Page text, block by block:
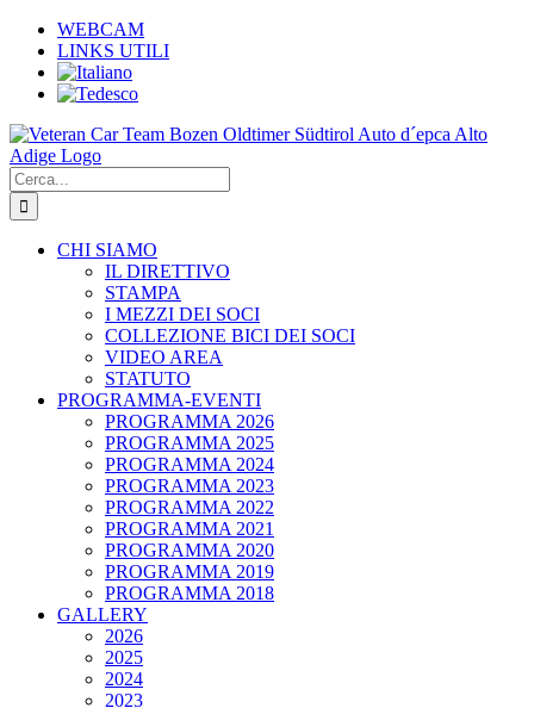
Salta
contenuto
WEBCAM
LINKS UTILI
Cerca
per:
CHI SIAMO
IL DIRETTIVO
STAMPA
I MEZZI DEI SOCI
COLLEZIONE BICI DEI SOCI
VIDEO AREA
STATUTO
PROGRAMMA-EVENTI
PROGRAMMA 2026
PROGRAMMA 2025
PROGRAMMA 2024
PROGRAMMA 2023
PROGRAMMA 2022
PROGRAMMA 2021
PROGRAMMA 2020
PROGRAMMA 2019
PROGRAMMA 2018
GALLERY
2026
2025
2024
2023